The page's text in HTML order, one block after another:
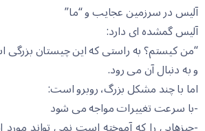
آلیس در سرزمین عجایب و “ما”
آلیس گمشده ای دارد:
“من کیستم؟ به راستی که این چیستان
و به دنبال آن می رود.
اما با چند مشکل بزرگ، روبرو است:
-با سرعت تغییرات مواجه می شود